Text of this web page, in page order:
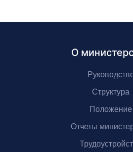
О
Структура
Положение
Отчеты